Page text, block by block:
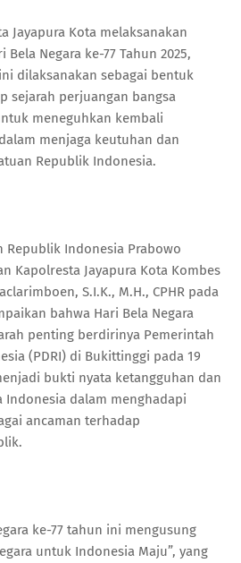
Jayapura Kota melaksanakan
Negara ke-77 Tahun 2025,
dilaksanakan sebagai bentuk
sejarah perjuangan bangsa
meneguhkan kembali
menjaga keutuhan dan
Republik Indonesia.
Republik Indonesia Prabowo
Kapolresta Jayapura Kota Kombes
S.I.K., M.H., CPHR pada
bahwa Hari Bela Negara
penting berdirinya Pemerintah
(PDRI) di Bukittinggi pada 19
bukti nyata ketangguhan dan
Indonesia dalam menghadapi
ancaman terhadap
ke-77 tahun ini mengusung
untuk Indonesia Maju”, yang